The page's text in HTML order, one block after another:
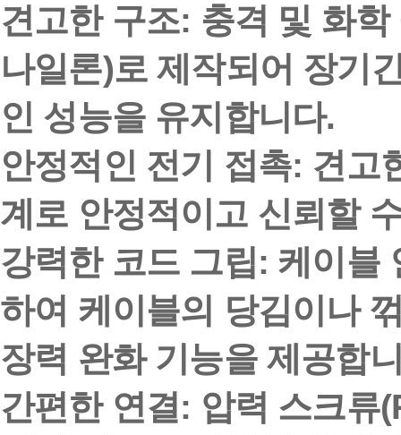
견고한 구조: 충격 및 화
나일론)로 제작되어 장기
인 성능을 유지합니다.
안정적인 전기 접촉: 견고
계로 안정적이고 신뢰할
강력한 코드 그립: 케이블
하여 케이블의 당김이나
장력 완화 기능을 제공합
간편한 연결: 압력 스크류